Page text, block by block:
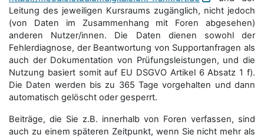
Leitung des jeweiligen Kursraums zugänglich, nicht jedoch
(von Daten im Zusammenhang mit Foren abgesehen)
anderen Nutzer/innen. Die Daten dienen sowohl der
Fehlerdiagnose, der Beantwortung von Supportanfragen als
auch der Dokumentation von Prüfungsleistungen, und die
Nutzung basiert somit auf EU DSGVO Artikel 6 Absatz 1 f).
Die Daten werden bis zu 365 Tage vorgehalten und dann
automatisch gelöscht oder gesperrt.
Beiträge, die Sie z.B. innerhalb von Foren verfassen, sind
auch zu einem späteren Zeitpunkt, wenn Sie nicht mehr als